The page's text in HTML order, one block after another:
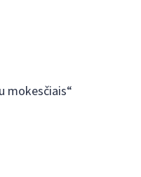
mokesčiais“